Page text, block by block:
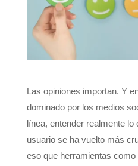
Las opiniones importan. Y
dominado por los medios
línea, entender realmente lo
usuario se ha vuelto más
eso que herramientas